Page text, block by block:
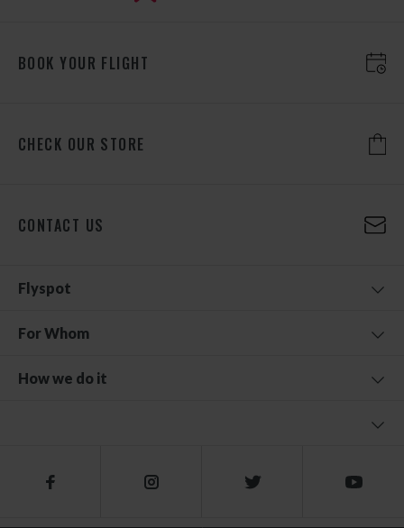
BOOK YOUR FLIGHT
CHECK OUR STORE
CONTACT US
Flyspot
For Whom
How we do it